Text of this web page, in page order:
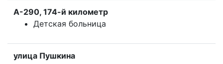
А-290, 174-й километр
Детская больница
улица Пушкина